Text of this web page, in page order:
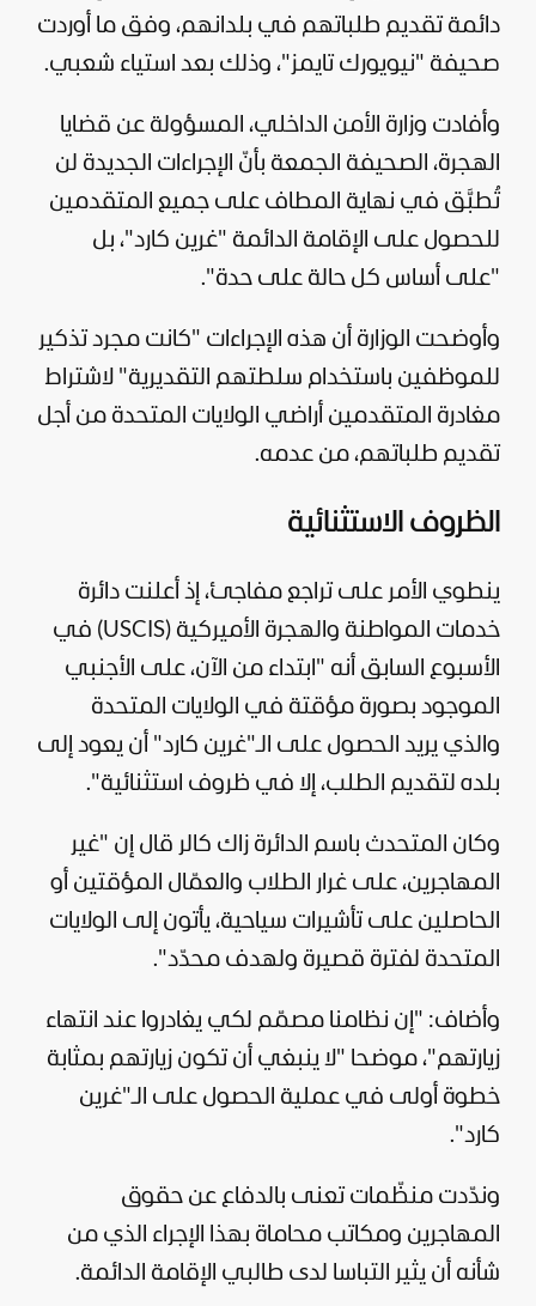
دائمة تقديم طلباتهم في بلدانهم، وفق ما أوردت
صحيفة "نيويورك تايمز"، وذلك بعد استياء شعبي.
وأفادت وزارة الأمن الداخلي، المسؤولة عن قضايا
الهجرة، الصحيفة الجمعة بأنّ الإجراءات الجديدة لن
تُطبَّق في نهاية المطاف على جميع المتقدمين
للحصول على الإقامة الدائمة "غرين كارد"، بل
"على أساس كل حالة على حدة".
وأوضحت الوزارة أن هذه الإجراءات "كانت مجرد تذكير
للموظفين باستخدام سلطتهم التقديرية" لاشتراط
مغادرة المتقدمين أراضي الولايات المتحدة من أجل
تقديم طلباتهم، من عدمه.
الظروف الاستثنائية
ينطوي الأمر على تراجع مفاجئ، إذ أعلنت دائرة
خدمات المواطنة والهجرة الأميركية (USCIS) في
الأسبوع السابق أنه "ابتداء من الآن، على الأجنبي
الموجود بصورة مؤقتة في الولايات المتحدة
والذي يريد الحصول على الـ"غرين كارد" أن يعود إلى
بلده لتقديم الطلب، إلا في ظروف استثنائية".
وكان المتحدث باسم الدائرة زاك كالر قال إن "غير
المهاجرين، على غرار الطلاب والعمّال المؤقتين أو
الحاصلين على تأشيرات سياحية، يأتون إلى الولايات
المتحدة لفترة قصيرة ولهدف محدّد".
وأضاف: "إن نظامنا مصمّم لكي يغادروا عند انتهاء
زيارتهم"، موضحا "لا ينبغي أن تكون زيارتهم بمثابة
خطوة أولى في عملية الحصول على الـ"غرين
كارد".
وندّدت منظّمات تعنى بالدفاع عن حقوق
المهاجرين ومكاتب محاماة بهذا الإجراء الذي من
شأنه أن يثير التباسا لدى طالبي الإقامة الدائمة.